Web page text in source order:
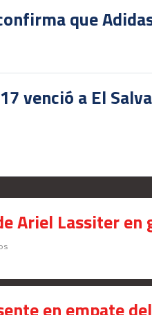
que
venció a El
Ariel Lassiter